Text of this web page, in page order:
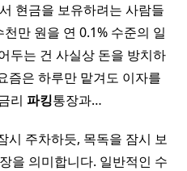
현금을 보유하려는 사람들
만 원을 연 0.1% 수준의 일
두는 건 사실상 돈을 방치하
즘은 하루만 맡겨도 이자를
리 파킹통장과…
시 주차하듯, 목독을 잠시 보
을 의미합니다. 일반적인 수